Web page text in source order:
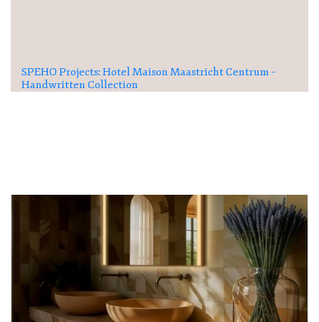
SPEHO Projects: Hotel Maison Maastricht Centrum –
Handwritten Collection